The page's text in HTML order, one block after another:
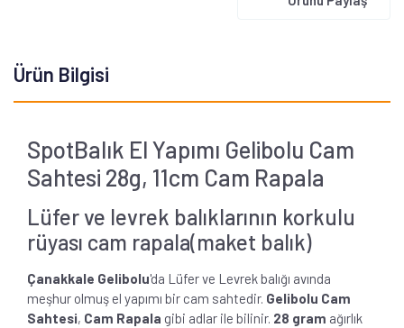
Ürün Bilgisi
SpotBalık El Yapımı Gelibolu Cam
Sahtesi 28g, 11cm Cam Rapala
Lüfer ve levrek balıklarının korkulu
rüyası cam rapala(maket balık)
Çanakkale Gelibolu'da Lüfer ve Levrek balığı avında
meşhur olmuş el yapımı bir cam sahtedir. Gelibolu Cam
Sahtesi, Cam Rapala gibi adlar ile bilinir. 28 gram ağırlık